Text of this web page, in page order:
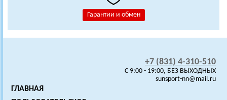
Гарантии и обмен
+7 (831) 4-310-510
C 9:00 - 19:00, БЕЗ ВЫХОДНЫХ
sunsport-nn@mail.ru
ГЛАВНАЯ